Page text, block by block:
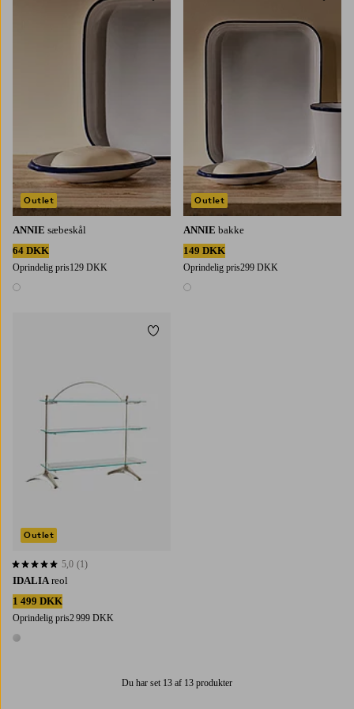
ANNIE sæbeskål
64 DKK
Oprindelig pris129 DKK
1 farve
Outlet
ANNIE bakke
149 DKK
Oprindelig pris299 DKK
1 farve
Outlet
IDALIA reol
1 499 DKK
Oprindelig pris2 999 DKK
1 farve
5,0 baseret på 1 bedømmelser
5,0 (1)
Outlet
Tilføj til favoritter
Du har set 13 af 13 produkter